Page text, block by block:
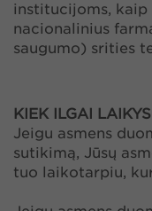
institucijoms, kaip
nacionalinius
saugumo) srities
KIEK ILGAI
Jeigu asmens
sutikimą, Jūsų
tuo laikotarpiu,